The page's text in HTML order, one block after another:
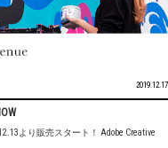
2019.12.17
より販売スタート！ Adobe Creative